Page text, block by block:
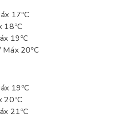
17ºC
18ºC
19ºC
Máx 20ºC
19ºC
20ºC
21ºC